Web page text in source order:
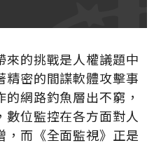
來的挑戰是人權議題中
精密的間諜軟體攻擊事
網路釣魚層出不窮，
位監控在各方面對人
，而《全面監視》正是